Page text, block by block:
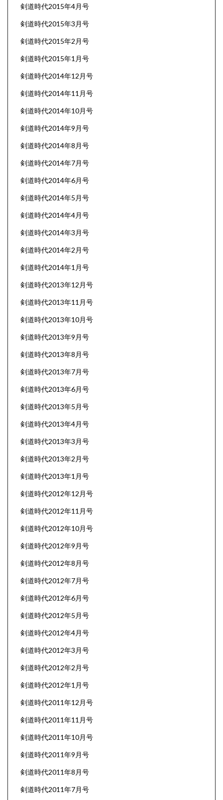
剣道時代2015年4月号
剣道時代2015年3月号
剣道時代2015年2月号
剣道時代2015年1月号
剣道時代2014年12月号
剣道時代2014年11月号
剣道時代2014年10月号
剣道時代2014年9月号
剣道時代2014年8月号
剣道時代2014年7月号
剣道時代2014年6月号
剣道時代2014年5月号
剣道時代2014年4月号
剣道時代2014年3月号
剣道時代2014年2月号
剣道時代2014年1月号
剣道時代2013年12月号
剣道時代2013年11月号
剣道時代2013年10月号
剣道時代2013年9月号
剣道時代2013年8月号
剣道時代2013年7月号
剣道時代2013年6月号
剣道時代2013年5月号
剣道時代2013年4月号
剣道時代2013年3月号
剣道時代2013年2月号
剣道時代2013年1月号
剣道時代2012年12月号
剣道時代2012年11月号
剣道時代2012年10月号
剣道時代2012年9月号
剣道時代2012年8月号
剣道時代2012年7月号
剣道時代2012年6月号
剣道時代2012年5月号
剣道時代2012年4月号
剣道時代2012年3月号
剣道時代2012年2月号
剣道時代2012年1月号
剣道時代2011年12月号
剣道時代2011年11月号
剣道時代2011年10月号
剣道時代2011年9月号
剣道時代2011年8月号
剣道時代2011年7月号